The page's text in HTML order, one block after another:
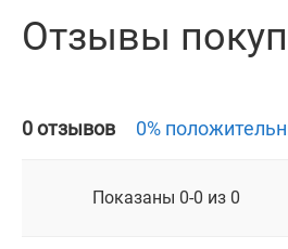
Отзывы
0 отзывов 0%
Показаны 0-0 из 0